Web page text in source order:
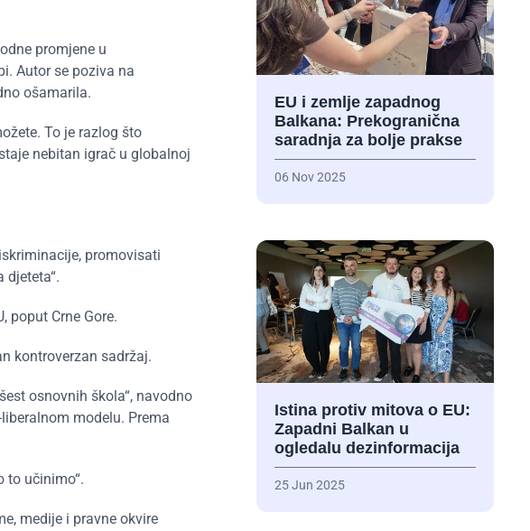
promjene u
Autor se poziva na
ošamarila.
To je razlog što
nebitan igrač u globalnoj
promovisati
poput Crne Gore.
kontroverzan sadržaj.
osnovnih škola“, navodno
modelu. Prema
to učinimo“.
medije i pravne okvire
EU i zemlje zapadnog
Balkana: Prekogranična
saradnja za bolje prakse
06 Nov 2025
Istina protiv mitova o EU:
Zapadni Balkan u
ogledalu dezinformacija
25 Jun 2025